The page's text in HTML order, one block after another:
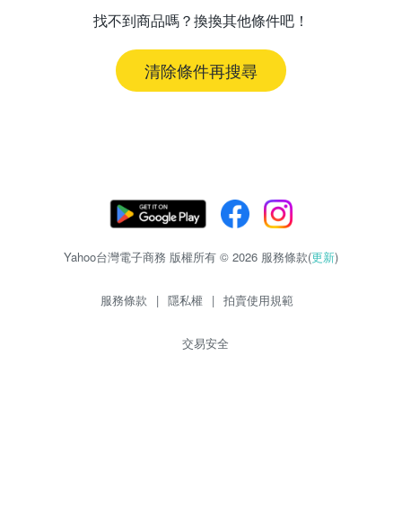
找不到商品嗎？換換其他條件吧！
清除條件再搜尋
Yahoo台灣電子商務 版權所有 © 2026 服務條款(更新)
服務條款 | 隱私權 | 拍賣使用規範
交易安全